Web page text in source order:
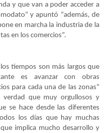
y que van a poder acceder a
y apuntó “además, de
en marcha la industria de la
en los comercios”.
tiempos son más largos que
es avanzar con obras
para cada una de las zonas”
que muy orgullosos y
se hace desde las diferentes
los días que hay muchas
implica mucho desarrollo y